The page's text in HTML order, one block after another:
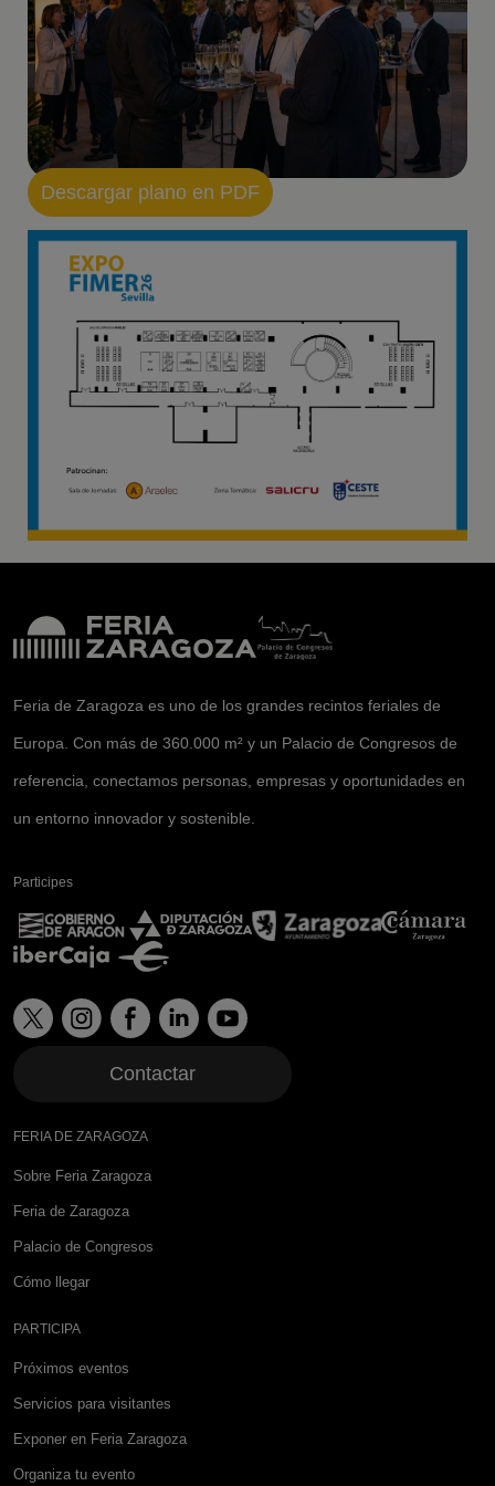
Descargar plano en PDF
Feria de Zaragoza es uno de los grandes recintos feriales de
Europa. Con más de 360.000 m² y un Palacio de Congresos de
referencia, conectamos personas, empresas y oportunidades en
un entorno innovador y sostenible.
Participes
Contactar
FERIA DE ZARAGOZA
Sobre Feria Zaragoza
Feria de Zaragoza
Palacio de Congresos
Cómo llegar
PARTICIPA
Próximos eventos
Servicios para visitantes
Exponer en Feria Zaragoza
Organiza tu evento